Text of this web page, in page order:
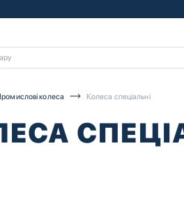
колеса Колеса спеціальні